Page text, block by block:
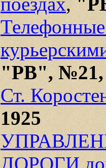
"РВ", №21,
Ст.
1925
ДОРОГИ